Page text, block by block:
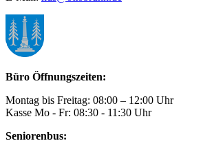
Büro Öffnungszeiten:
Montag bis Freitag: 08:00 – 12:00 Uhr
Kasse Mo - Fr: 08:30 - 11:30 Uhr
Seniorenbus: